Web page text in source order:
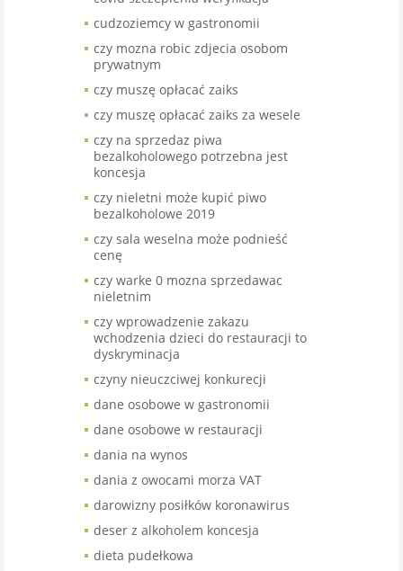
cudzoziemcy w gastronomii
czy mozna robic zdjecia osobom
prywatnym
czy muszę opłacać zaiks
czy muszę opłacać zaiks za wesele
czy na sprzedaz piwa
bezalkoholowego potrzebna jest
koncesja
czy nieletni może kupić piwo
bezalkoholowe 2019
czy sala weselna może podnieść
cenę
czy warke 0 mozna sprzedawac
nieletnim
czy wprowadzenie zakazu
wchodzenia dzieci do restauracji to
dyskryminacja
czyny nieuczciwej konkurecji
dane osobowe w gastronomii
dane osobowe w restauracji
dania na wynos
dania z owocami morza VAT
darowizny posiłków koronawirus
deser z alkoholem koncesja
dieta pudełkowa